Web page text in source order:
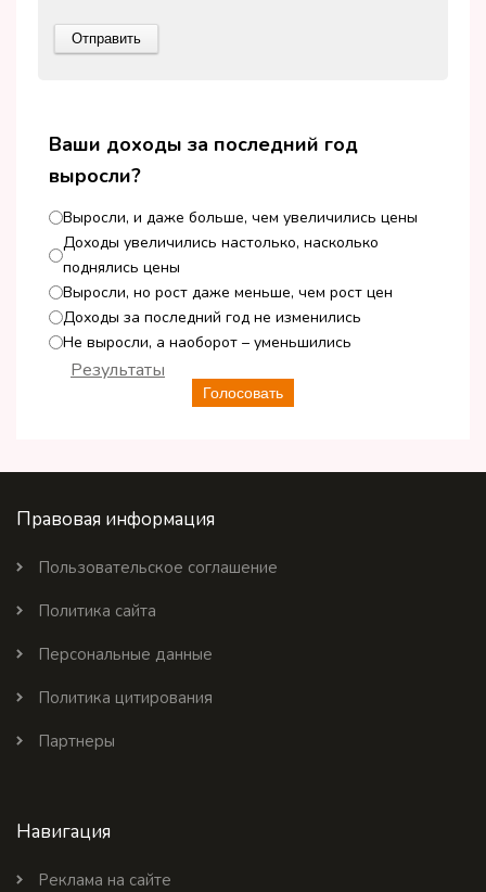
Ваши доходы за последний год
выросли?
Выросли, и даже больше, чем увеличились цены
Доходы увеличились настолько, насколько
поднялись цены
Выросли, но рост даже меньше, чем рост цен
Доходы за последний год не изменились
Не выросли, а наоборот – уменьшились
Голосовать
Результаты
Правовая информация
Пользовательское соглашение
Политика сайта
Персональные данные
Политика цитирования
Партнеры
Навигация
Реклама на сайте